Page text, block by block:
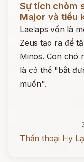
Sự tích chòm
Major và tiểu
Laelaps vốn là
Zeus tạo ra để
Minos. Con chó
là có thể "bắt
muốn".
Thần thoại Hy